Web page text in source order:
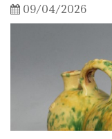
09/04/2026